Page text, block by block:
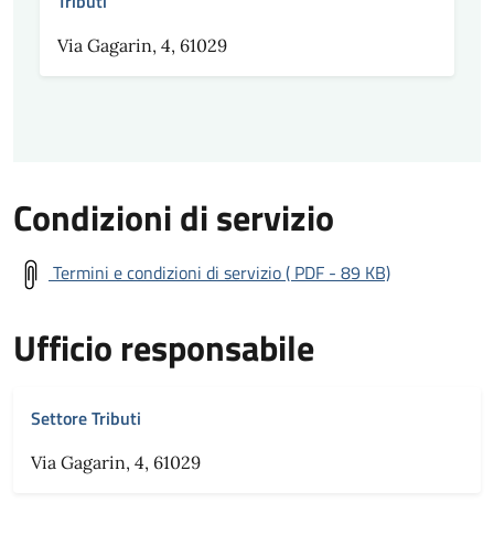
Via Gagarin, 4, 61029
Condizioni di servizio
Termini e condizioni di servizio ( PDF - 89 KB)
Ufficio responsabile
Settore Tributi
Via Gagarin, 4, 61029